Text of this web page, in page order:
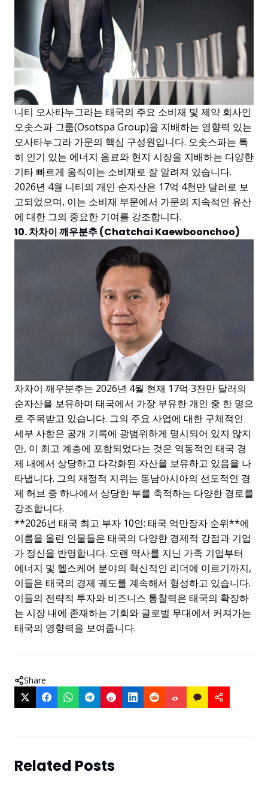
니티 오사타누그라는 태국의 주요 소비재 및 제약 회사인
오솟스파 그룹(Osotspa Group)을 지배하는 영향력 있는
오사타누그라 가문의 핵심 구성원입니다. 오솟스파는 특
히 인기 있는 에너지 음료와 현지 시장을 지배하는 다양한
기타 빠르게 움직이는 소비재로 잘 알려져 있습니다.
2026년 4월 니티의 개인 순자산은 17억 4천만 달러로 보
고되었으며, 이는 소비재 부문에서 가문의 지속적인 유산
에 대한 그의 중요한 기여를 강조합니다.
10. 차차이 깨우분추 (Chatchai Kaewboonchoo)
차차이 깨우분추는 2026년 4월 현재 17억 3천만 달러의
순자산을 보유하며 태국에서 가장 부유한 개인 중 한 명으
로 주목받고 있습니다. 그의 주요 사업에 대한 구체적인
세부 사항은 공개 기록에 광범위하게 명시되어 있지 않지
만, 이 최고 계층에 포함되었다는 것은 역동적인 태국 경
제 내에서 상당하고 다각화된 자산을 보유하고 있음을 나
타냅니다. 그의 재정적 지위는 동남아시아의 선도적인 경
제 허브 중 하나에서 상당한 부를 축적하는 다양한 경로를
강조합니다.
**2026년 태국 최고 부자 10인: 태국 억만장자 순위**에
이름을 올린 인물들은 태국의 다양한 경제적 강점과 기업
가 정신을 반영합니다. 오랜 역사를 지닌 가족 기업부터
에너지 및 헬스케어 분야의 혁신적인 리더에 이르기까지,
이들은 태국의 경제 궤도를 계속해서 형성하고 있습니다.
이들의 전략적 투자와 비즈니스 통찰력은 태국의 확장하
는 시장 내에 존재하는 기회와 글로벌 무대에서 커져가는
태국의 영향력을 보여줍니다.
Share
Related Posts